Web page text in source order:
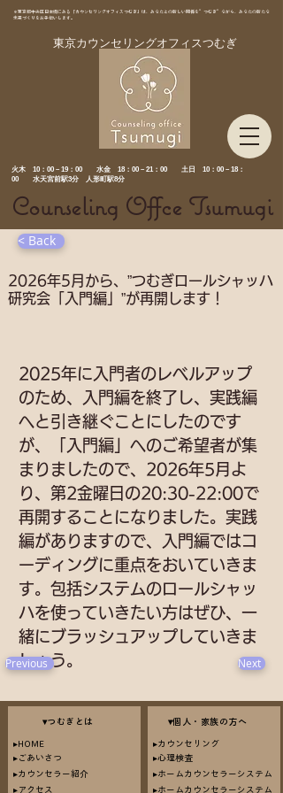
＊東京都中央区日本橋にある「カウンセリングオフィスつむぎ」は、あなたとの新しい関係を”つむぎ”ながら、あなたの新たな
未来づくりをお手伝いします。
東京カウンセリングオフィスつむぎ
​火木 10：00－19：00 水金 18：00－21：00 土日 10：00－18：
00 水天宮前駅3分 人形町駅8分
Counseling Offce Tsumugi
< Back
2026年5月から、”つむぎロールシャッハ
研究会「入門編」”が再開します！
2025年に入門者のレベルアップ
のため、入門編を終了し、実践編
へと引き継ぐことにしたのです
が、「入門編」へのご希望者が集
まりましたので、2026年5月よ
り、第2金曜日の20:30-22:00で
再開することになりました。実践
編がありますので、入門編ではコ
ーディングに重点をおいていきま
す。包括システムのロールシャッ
ハを使っていきたい方はぜひ、一
緒にブラッシュアップしていきま
しょう。
Previous Next
▾つむぎとは
​▸HOME
▸ごあいさつ
​▸カウンセラー紹介
▸アクセス
▾個人・家族の方へ
▸カウンセリング
​▸心理検査
▸ホームカウンセラーシステム
▸ホームカウンセラーシステム